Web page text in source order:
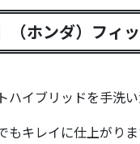
（ホンダ）フィ
ハイブリッドを手洗い
もキレイに仕上がりま